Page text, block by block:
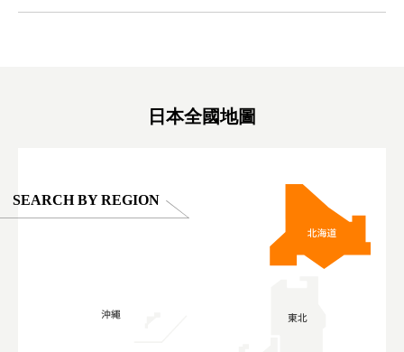
#kyoto 京親子景點 #日本動物互動體驗 #水豚泡澡 #
日本全國地圖
SEARCH BY REGION